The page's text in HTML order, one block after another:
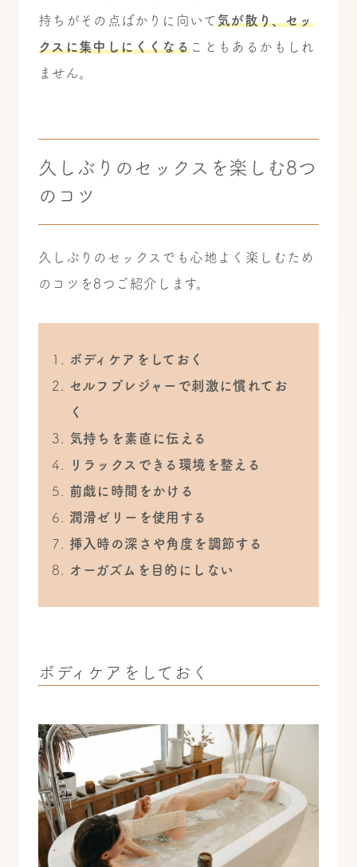
持ちがその点ばかりに向いて気が散り、セッ
クスに集中しにくくなる こともあるかもしれ
ません。
久しぶりのセックスを楽しむ8つ
のコツ
久しぶりのセックスでも心地よく楽しむため
のコツを8つご紹介します。
ボディケアをしておく
セルフプレジャーで刺激に慣れてお
く
気持ちを素直に伝える
リラックスできる環境を整える
前戯に時間をかける
潤滑ゼリーを使用する
挿入時の深さや角度を調節する
オーガズムを目的にしない
ボディケアをしておく